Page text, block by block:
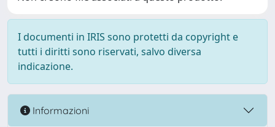
I documenti in IRIS sono protetti da copyright e
tutti i diritti sono riservati, salvo diversa
indicazione.
Informazioni